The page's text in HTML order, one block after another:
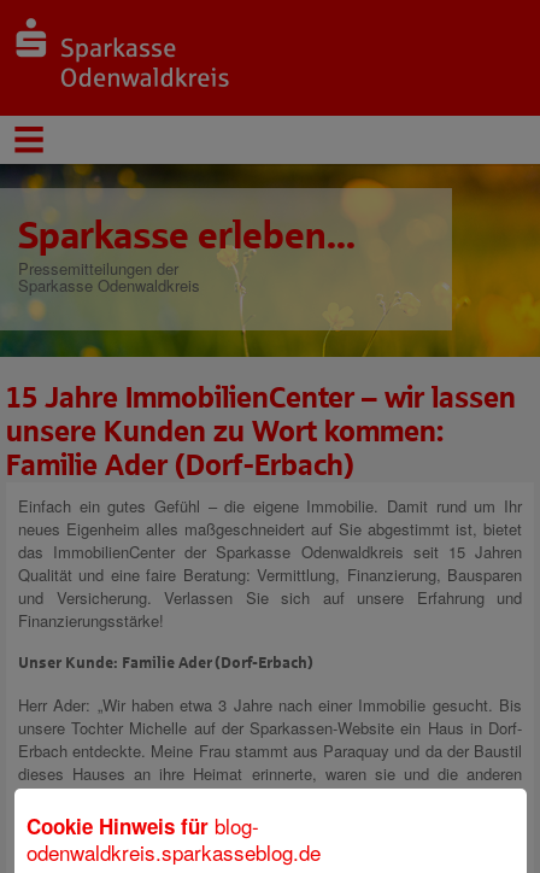
Sparkasse erleben...
Pressemitteilungen der
Sparkasse Odenwaldkreis
15 Jahre ImmobilienCenter – wir lassen
unsere Kunden zu Wort kommen:
Familie Ader (Dorf-Erbach)
Einfach ein gutes Gefühl – die eigene Immobilie. Damit rund um Ihr
neues Eigenheim alles maßgeschneidert auf Sie abgestimmt ist, bietet
das ImmobilienCenter der Sparkasse Odenwaldkreis seit 15 Jahren
Qualität und eine faire Beratung: Vermittlung, Finanzierung, Bausparen
und Versicherung. Verlassen Sie sich auf unsere Erfahrung und
Finanzierungsstärke!
Unser Kunde: Familie Ader (Dorf-Erbach)
Herr Ader: „Wir haben etwa 3 Jahre nach einer Immobilie gesucht. Bis
unsere Tochter Michelle auf der Sparkassen-Website ein Haus in Dorf-
Erbach entdeckte. Meine Frau stammt aus Paraquay und da der Baustil
dieses Hauses an ihre Heimat erinnerte, waren sie und die anderen
Familienmitglieder sofort begeistert.
Als dann auch noch der Preis passte und Rolf Berg für eine passende
Finanzierung sorgte, war der Weg zu unserer Traumimmobilie geebnet.
Cookie Hinweis für blog-
odenwaldkreis.sparkasseblog.de